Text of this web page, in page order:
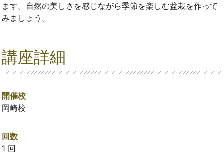
ます。自然の美しさを感じながら季節を楽しむ盆栽を作って
みましょう。
講座詳細
開催校
岡崎校
回数
1 回